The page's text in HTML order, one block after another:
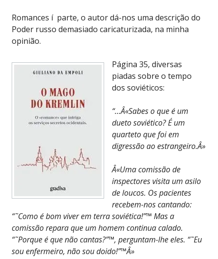
Romances í parte, o autor dá-nos uma descrição do
Poder russo demasiado caricaturizada, na minha
opinião.
Página 35, diversas
piadas sobre o tempo
dos soviéticos:
“…Â«Sabes o que é um
dueto soviético? É um
quarteto que foi em
digressão ao estrangeiro.Â»
Â«Uma comissão de
inspectores visita um asilo
de loucos. Os pacientes
recebem-nos cantando:
“˜Como é bom viver em terra soviética!”™ Mas a
comissão repara que um homem continua calado.
“˜Porque é que não cantas?”™, perguntam-lhe eles. “˜Eu
sou enfermeiro, não sou doido!”™Â»